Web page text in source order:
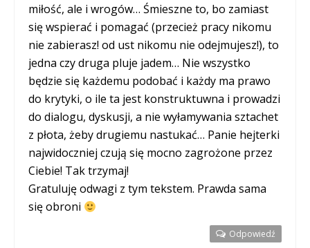
miłość, ale i wrogów… Śmieszne to, bo zamiast
się wspierać i pomagać (przecież pracy nikomu
nie zabierasz! od ust nikomu nie odejmujesz!), to
jedna czy druga pluje jadem… Nie wszystko
będzie się każdemu podobać i każdy ma prawo
do krytyki, o ile ta jest konstruktuwna i prowadzi
do dialogu, dyskusji, a nie wyłamywania sztachet
z płota, żeby drugiemu nastukać… Panie hejterki
najwidoczniej czują się mocno zagrożone przez
Ciebie! Tak trzymaj!
Gratuluję odwagi z tym tekstem. Prawda sama
się obroni
Odpowiedź